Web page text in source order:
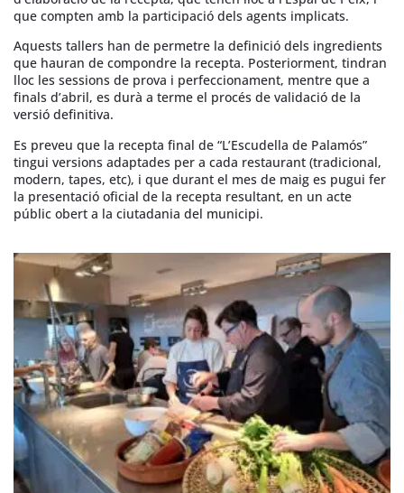
que compten amb la participació dels agents implicats.
Aquests tallers han de permetre la definició dels ingredients
que hauran de compondre la recepta. Posteriorment, tindran
lloc les sessions de prova i perfeccionament, mentre que a
finals d’abril, es durà a terme el procés de validació de la
versió definitiva.
Es preveu que la recepta final de “L’Escudella de Palamós”
tingui versions adaptades per a cada restaurant (tradicional,
modern, tapes, etc), i que durant el mes de maig es pugui fer
la presentació oficial de la recepta resultant, en un acte
públic obert a la ciutadania del municipi.